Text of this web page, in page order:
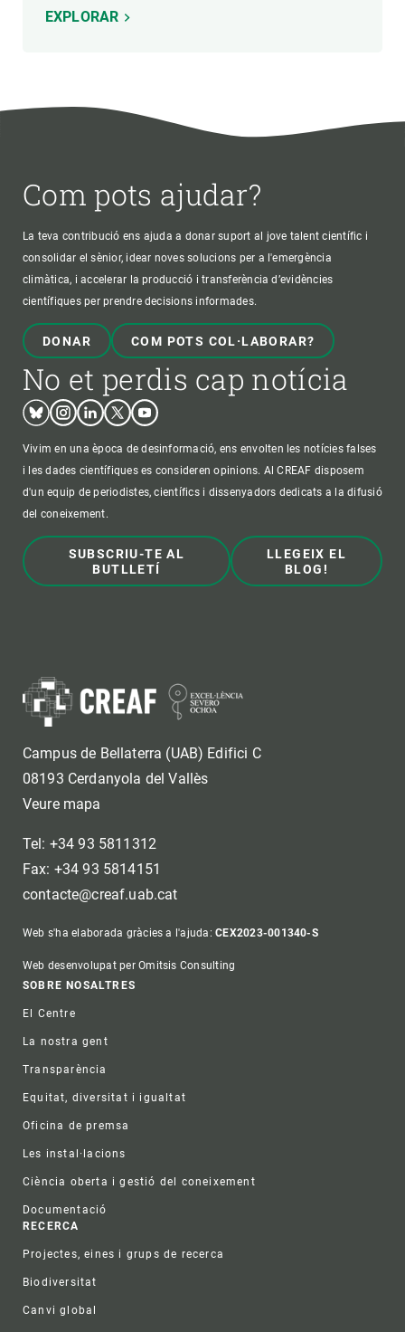
EXPLORAR
Com pots ajudar?
La teva contribució ens ajuda a donar suport al jove talent científic i
consolidar el sènior, idear noves solucions per a l'emergència
climàtica, i accelerar la producció i transferència d’evidències
científiques per prendre decisions informades.
DONAR COM POTS COL·LABORAR?
No et perdis cap notícia
BlueskyInstagram
LinkedinTwitterYoutube
Vivim en una època de desinformació, ens envolten les notícies falses
i les dades científiques es consideren opinions. Al CREAF disposem
d'un equip de periodistes, científics i dissenyadors dedicats a la difusió
del coneixement.
SUBSCRIU-TE AL
BUTLLETÍ
LLEGEIX EL
BLOG!
Campus de Bellaterra (UAB) Edifici C
08193 Cerdanyola del Vallès
Veure mapa
Tel: +34 93 5811312
Fax: +34 93 5814151
contacte@creaf.uab.cat
Web s'ha elaborada gràcies a l'ajuda:CEX2023-001340-S
Web desenvolupat per Omitsis Consulting
Footer
SOBRE NOSALTRES
El Centre
La nostra gent
Transparència
Equitat, diversitat i igualtat
Oficina de premsa
Les instal·lacions
Ciència oberta i gestió del coneixement
Documentació
RECERCA
Projectes, eines i grups de recerca
Biodiversitat
Canvi global